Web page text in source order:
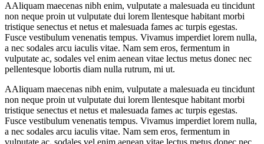
AAliquam maecenas nibh enim, vulputate a malesuada eu tincidunt
non neque proin ut vulputate dui lorem llentesque habitant morbi
tristique senectus et netus et malesuada fames ac turpis egestas.
Fusce vestibulum venenatis tempus. Vivamus imperdiet lorem nulla,
a nec sodales arcu iaculis vitae. Nam sem eros, fermentum in
vulputate ac, sodales vel enim aenean vitae lectus metus donec nec
pellentesque lobortis diam nulla rutrum, mi ut.
AAliquam maecenas nibh enim, vulputate a malesuada eu tincidunt
non neque proin ut vulputate dui lorem llentesque habitant morbi
tristique senectus et netus et malesuada fames ac turpis egestas.
Fusce vestibulum venenatis tempus. Vivamus imperdiet lorem nulla,
a nec sodales arcu iaculis vitae. Nam sem eros, fermentum in